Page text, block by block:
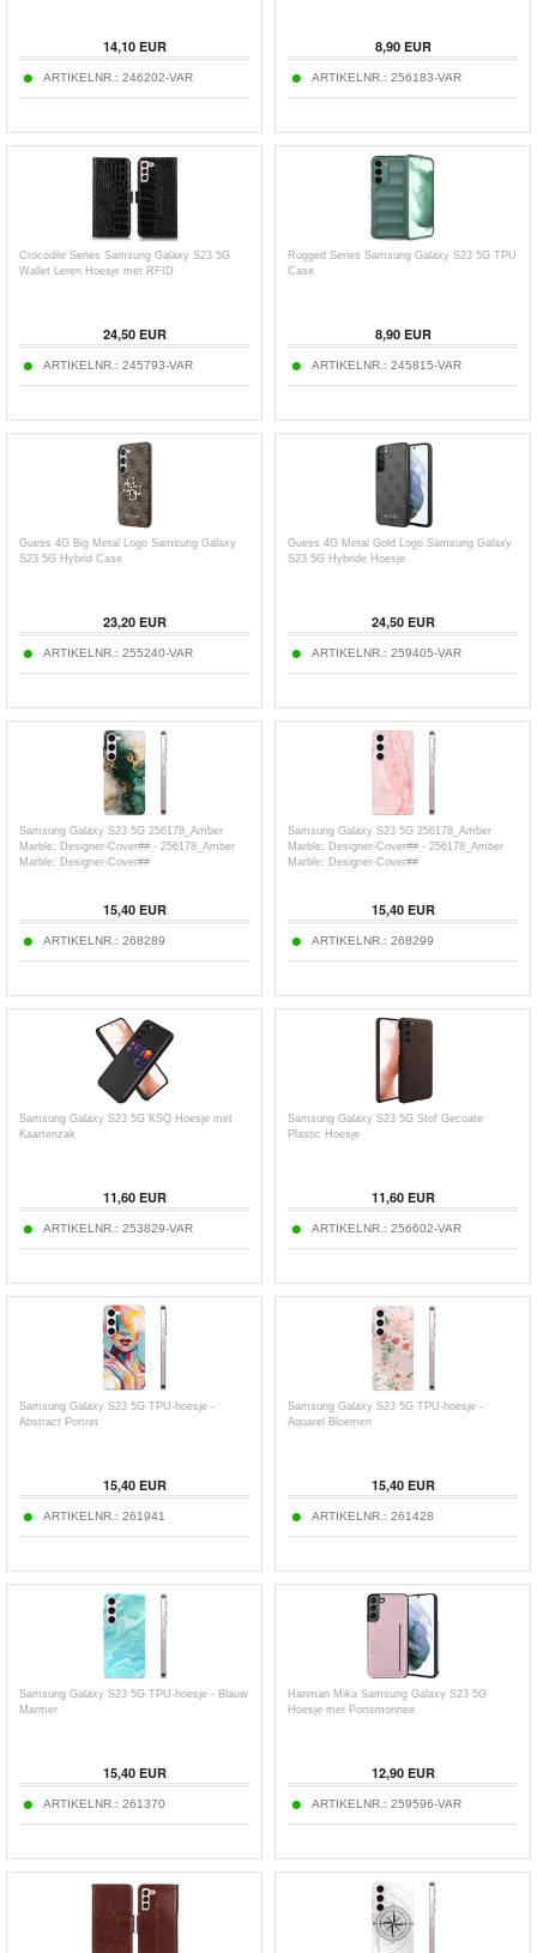
14,10EUR
ARTIKELNR.: 246202-VAR
8,90EUR
ARTIKELNR.: 256183-VAR
Crocodile Series Samsung Galaxy S23 5G
Wallet Leren Hoesje met RFID
24,50EUR
ARTIKELNR.: 245793-VAR
Rugged Series Samsung Galaxy S23 5G TPU
Case
8,90EUR
ARTIKELNR.: 245815-VAR
Guess 4G Big Metal Logo Samsung Galaxy
S23 5G Hybrid Case
23,20EUR
ARTIKELNR.: 255240-VAR
Guess 4G Metal Gold Logo Samsung Galaxy
S23 5G Hybride Hoesje
24,50EUR
ARTIKELNR.: 259405-VAR
Samsung Galaxy S23 5G 256178_Amber
Marble; Designer-Cover## - 256178_Amber
Marble; Designer-Cover##
15,40EUR
ARTIKELNR.: 268289
Samsung Galaxy S23 5G 256178_Amber
Marble; Designer-Cover## - 256178_Amber
Marble; Designer-Cover##
15,40EUR
ARTIKELNR.: 268299
Samsung Galaxy S23 5G KSQ Hoesje met
Kaartenzak
11,60EUR
ARTIKELNR.: 253829-VAR
Samsung Galaxy S23 5G Stof Gecoate
Plastic Hoesje
11,60EUR
ARTIKELNR.: 256602-VAR
Samsung Galaxy S23 5G TPU-hoesje -
Abstract Portret
15,40EUR
ARTIKELNR.: 261941
Samsung Galaxy S23 5G TPU-hoesje -
Aquarel Bloemen
15,40EUR
ARTIKELNR.: 261428
Samsung Galaxy S23 5G TPU-hoesje - Blauw
Marmer
15,40EUR
ARTIKELNR.: 261370
Hanman Mika Samsung Galaxy S23 5G
Hoesje met Portemonnee
12,90EUR
ARTIKELNR.: 259596-VAR